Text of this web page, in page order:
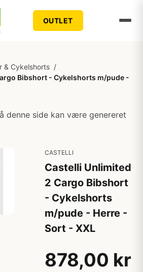
OUTLET
& Cykelshorts /
Bibshort - Cykelshorts m/pude -
denne side kan være genereret
CASTELLI
Castelli Unlimited
2 Cargo Bibshort
- Cykelshorts
m/pude - Herre -
Sort - XXL
878,00 kr